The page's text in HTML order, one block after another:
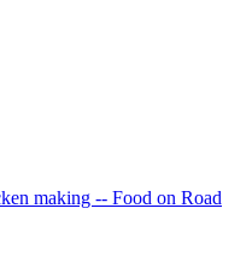
making -- Food on Road